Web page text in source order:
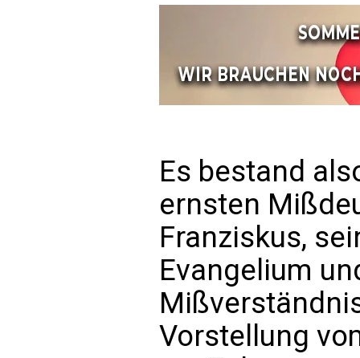
Es bestand
ernsten
Franziskus,
Evangelium
Vorstellung